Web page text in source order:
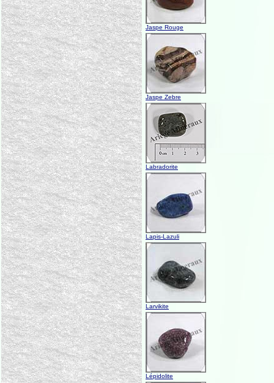
Jaspe Rouge
Jaspe Zebre
Labradorite
Lapis-Lazuli
Larvikite
Lépidolite